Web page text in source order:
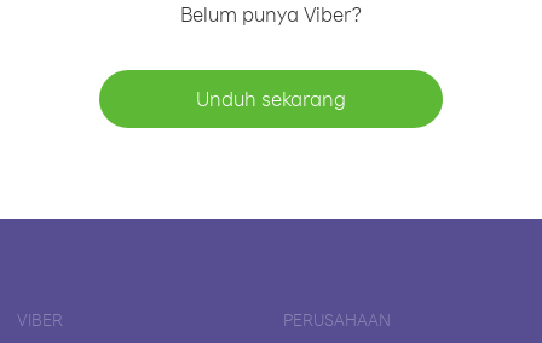
Belum punya Viber?
Unduh sekarang
VIBER PERUSAHAAN